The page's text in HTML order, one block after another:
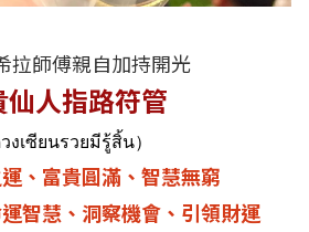
拉師傅親自加持開光
仙人指路符管
วงเซียนรวยมีรู้สิ้น）
、富貴圓滿、智慧無窮
智慧、洞察機會、引領財運